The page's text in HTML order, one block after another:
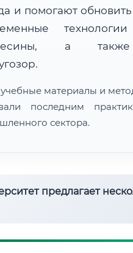
и помогают
а
материалы и
последним
сектора.
предлагает